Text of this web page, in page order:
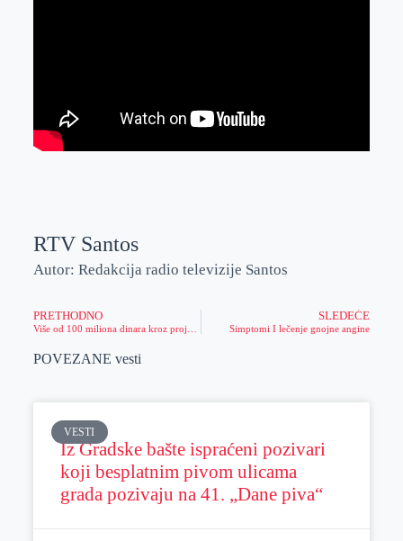
RTV Santos
Autor: Redakcija radio televizije Santos
PRETHODNO SLEDEĆE
Simptomi I lečenje gnojne angine
POVEZANE vesti
VESTI
Iz Gradske bašte ispraćeni pozivari
koji besplatnim pivom ulicama
grada pozivaju na 41. „Dane piva“